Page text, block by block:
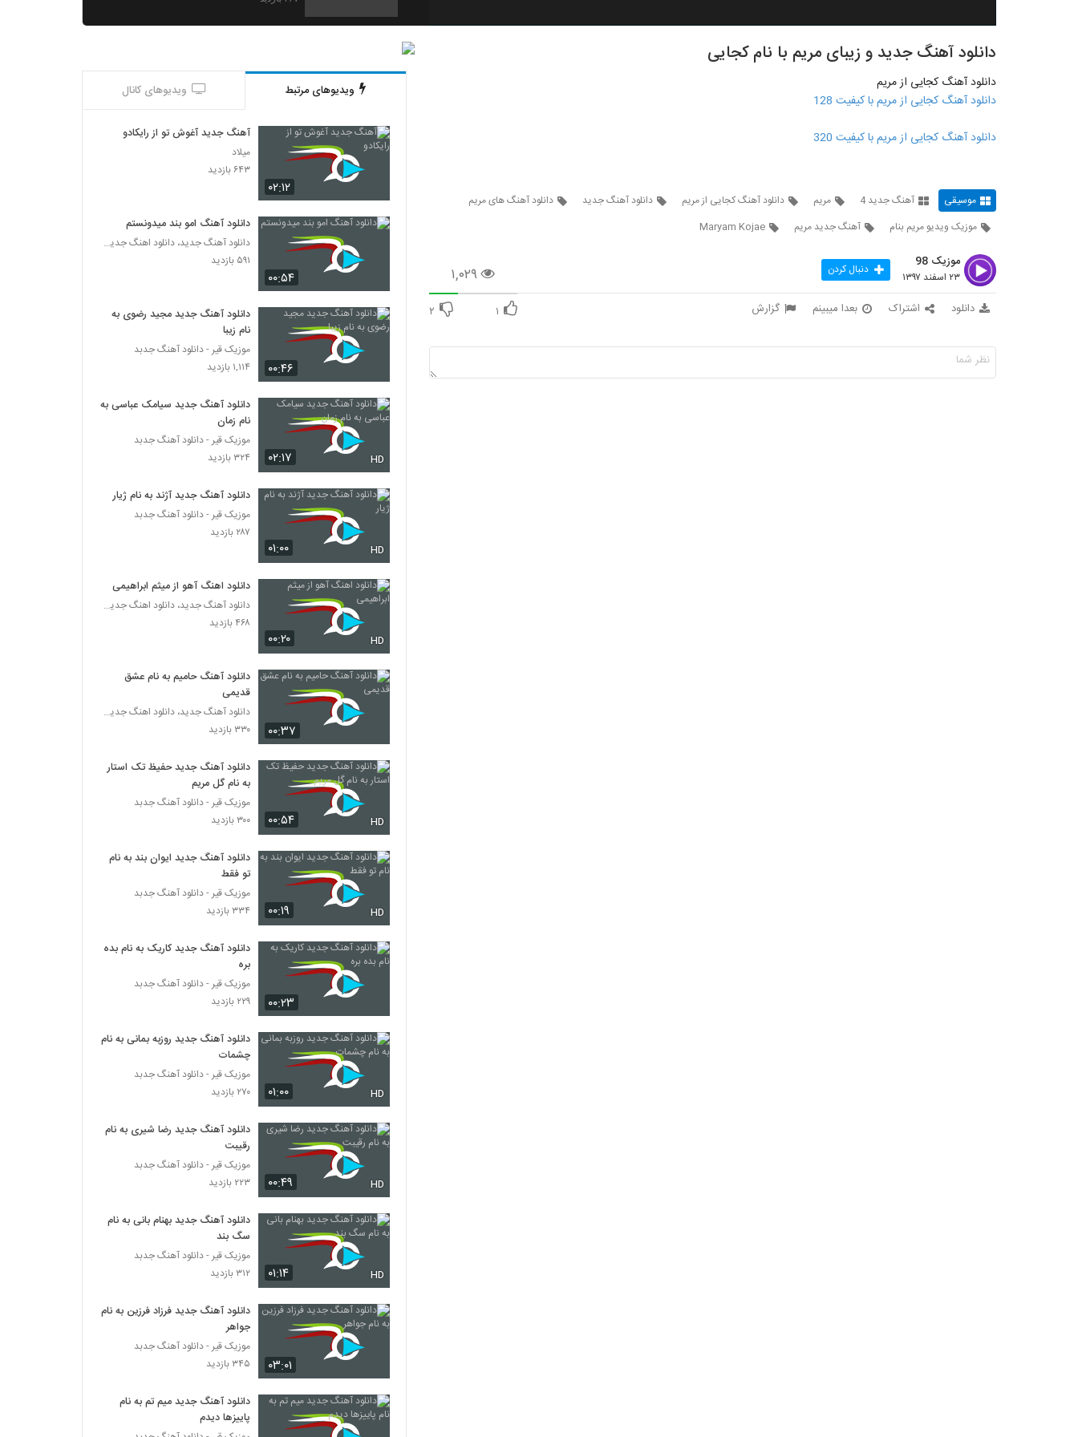
2180
Farshid Shabani Bebakhsh
Saeed Aram Ki Sokoutamo Shenide
۲۲۵ بازدید
دانلود آهنگ مانی زندی خودت خواستی
۲۴۲ بازدید
موج عشق
۵۶۳ بازدید
دانلود آهنگ عاشقتم جونم (به همراهی مرسانا) از
سامیر
مرتضی راد آهنگ کوتاه نمیام
دانلود آهنگ آموزا گیان از فریبرز نامداری
۱,۱۸۵ بازدید
دانلود آهنگ محمد حسینی عکس سلفی
۲۷۱ بازدید
Valayar Teflaki
۳۹۷ بازدید
دانلود آهنگ بو قیز از شهروز اجمالی
۱,۲۱۱ بازدید
۲۸۶ بازدید
Esmaili Khandeye Nazet)
دانلود آهنگ جدید و زیبای محسن یگانه با نام
دیره
۴۲۵ بازدید
دانلود آهنگ ترس نداره که از مادرین
۲۴۴ بازدید
آهنگ مهدی رجبی بنام کجا رفتی بانو
۳۱۶ بازدید
دانلود آهنگ دوست داشتنی از حامی هداوند
۹۴۷ بازدید
دانلود آهنگ از اینکه بدجوری از شاهین متولی
آهنگ پل از علیرضا قربانی(سنتی)
۶۰۵ بازدید
آهنگ لحظه به لحظه از معین اسدپور(پاپ)
موزیک زیبای نوروز صبا از هادی حسن بیگی
۲۵۶ بازدید
دانلود آهنگ کاش از حسام مقدم
۲۷۸ بازدید
دانلود آهنگ جدید و زیبای مریم با نام کجایی
دانلود آهنگ کجایی از مریم
دانلود آهنگ کجایی از مریم با کیفیت 128
دانلود آهنگ کجایی از مریم با کیفیت 320
موسیقی آهنگ جدید 4 مریم دانلود آهنگ کجایی از مریم دانلود آهنگ جدید
دانلود آهنگ های مریم
موزیک ویدیو مریم بنام
آهنگ جدید مریم Maryam Kojae
۱,۰۲۹
موزیک 98
۲۳ اسفند ۱۳۹۷ دنبال کردن
دانلود اشتراک بعدا میبینم گزارش ۱ ۲
ویدیوهای مرتبط ویدیوهای کانال
۰۲:۱۲
آهنگ جدید آغوش تو از رایکادو
میلاد
۶۴۳ بازدید
۰۰:۵۴
دانلود آهنگ امو بند میدونستم
دانلود آهنگ جدید، دانلود اهنگ جدید ایرانی
۵۹۱ بازدید
۰۰:۴۶
دانلود آهنگ جدید مجید رضوی به
نام زیبا
موزیک قیر - دانلود آهنگ جدبد
۱,۱۱۴ بازدید
۰۲:۱۷ HD
دانلود آهنگ جدید سیامک عباسی به
نام زمان
موزیک قیر - دانلود آهنگ جدبد
۳۲۴ بازدید
۰۱:۰۰ HD
دانلود آهنگ جدید آژند به نام ژیار
موزیک قیر - دانلود آهنگ جدبد
۲۸۷ بازدید
۰۰:۲۰ HD
دانلود اهنگ آهو از میثم ابراهیمی
دانلود آهنگ جدید، دانلود اهنگ جدید ایرانی
۴۶۸ بازدید
۰۰:۳۷
دانلود آهنگ حامیم به نام عشق
قدیمی
دانلود آهنگ جدید، دانلود اهنگ جدید ایرانی
۳۳۰ بازدید
۰۰:۵۴ HD
دانلود آهنگ جدید حفیظ تک استار
به نام گل مریم
موزیک قیر - دانلود آهنگ جدبد
۳۰۰ بازدید
۰۰:۱۹ HD
دانلود آهنگ جدید ایوان بند به نام
تو فقط
موزیک قیر - دانلود آهنگ جدبد
۳۳۴ بازدید
۰۰:۲۳
دانلود آهنگ جدید کاریک به نام بده
بره
موزیک قیر - دانلود آهنگ جدبد
۲۲۹ بازدید
۰۱:۰۰ HD
دانلود آهنگ جدید روزبه بمانی به نام
چشمات
موزیک قیر - دانلود آهنگ جدبد
۲۷۰ بازدید
۰۰:۴۹ HD
دانلود آهنگ جدید رضا شیری به نام
رقیبت
موزیک قیر - دانلود آهنگ جدبد
۲۲۳ بازدید
۰۱:۱۴ HD
دانلود آهنگ جدید بهنام بانی به نام
سگ بند
موزیک قیر - دانلود آهنگ جدبد
۳۱۲ بازدید
۰۳:۰۱
دانلود آهنگ جدید فرزاد فرزین به نام
جواهر
موزیک قیر - دانلود آهنگ جدبد
۳۴۵ بازدید
دانلود آهنگ جدید میم تم به نام
پاییزها دیدم